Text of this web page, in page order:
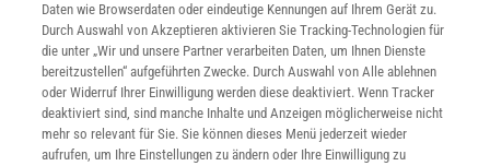
Daten wie Browserdaten oder eindeutige Kennungen auf Ihrem Gerät zu.
Durch Auswahl von Akzeptieren aktivieren Sie Tracking-Technologien für
die unter „Wir und unsere Partner verarbeiten Daten, um Ihnen Dienste
bereitzustellen“ aufgeführten Zwecke. Durch Auswahl von Alle ablehnen
oder Widerruf Ihrer Einwilligung werden diese deaktiviert. Wenn Tracker
deaktiviert sind, sind manche Inhalte und Anzeigen möglicherweise nicht
mehr so relevant für Sie. Sie können dieses Menü jederzeit wieder
aufrufen, um Ihre Einstellungen zu ändern oder Ihre Einwilligung zu